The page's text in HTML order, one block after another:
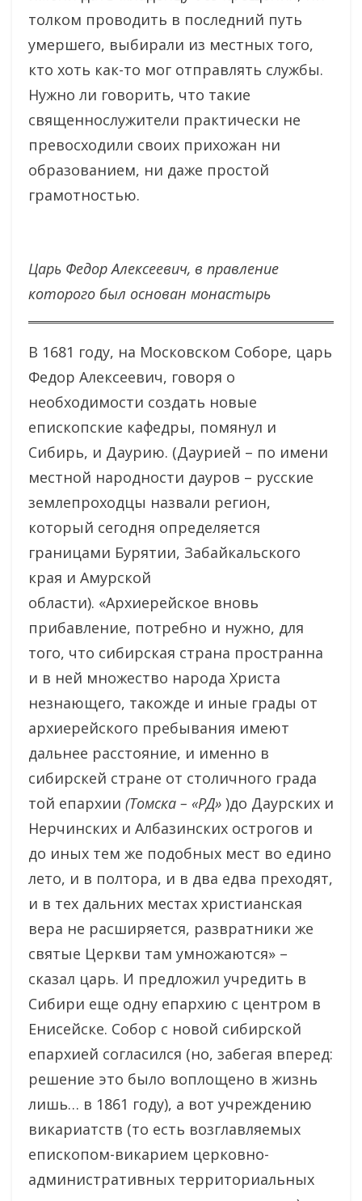
толком проводить в последний путь
умершего, выбирали из местных того,
кто хоть как-то мог отправлять службы.
Нужно ли говорить, что такие
священнослужители практически не
превосходили своих прихожан ни
образованием, ни даже простой
грамотностью.
Царь Федор Алексеевич, в правление
которого был основан монастырь
В 1681 году, на Московском Соборе, царь
Федор Алексеевич, говоря о
необходимости создать новые
епископские кафедры, помянул и
Сибирь, и Даурию. (Даурией – по имени
местной народности дауров – русские
землепроходцы назвали регион,
который сегодня определяется
границами Бурятии, Забайкальского
края и Амурской
области). «Архиерейское вновь
прибавление, потребно и нужно, для
того, что сибирская страна пространна
и в ней множество народа Христа
незнающего, такожде и иные грады от
архиерейского пребывания имеют
дальнее расстояние, и именно в
сибирскей стране от столичного града
той епархии (Томска – «РД» )до Даурских и
Нерчинских и Албазинских острогов и
до иных тем же подобных мест во едино
лето, и в полтора, и в два едва преходят,
и в тех дальних местах христианская
вера не расширяется, развратники же
святые Церкви там умножаются» –
сказал царь. И предложил учредить в
Сибири еще одну епархию с центром в
Енисейске. Собор с новой сибирской
епархией согласился (но, забегая вперед:
решение это было воплощено в жизнь
лишь… в 1861 году), а вот учреждению
викариатств (то есть возглавляемых
епископом-викарием церковно-
административных территориальных